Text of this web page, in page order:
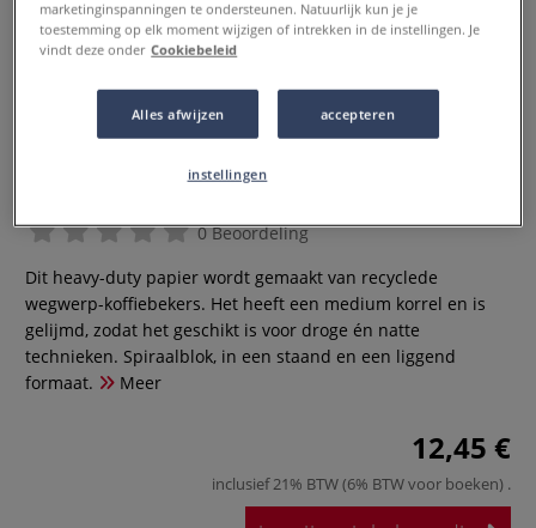
seawhite OF BRIGHTON | ECO
SKETCHBOOK ○ CupCycling™ ○
spiraalblok — all media
0 Beoordeling
Dit heavy-duty papier wordt gemaakt van recyclede
wegwerp-koffiebekers. Het heeft een medium korrel en is
gelijmd, zodat het geschikt is voor droge én natte
technieken. Spiraalblok, in een staand en een liggend
formaat.
Meer
12,45 €
inclusief 21% BTW (6% BTW voor boeken) .
marketinginspanningen te ondersteunen. Natuurlijk kun je je
toestemming op elk moment wijzigen of intrekken in de instellingen. Je
vindt deze onder Cookiebeleid
Alles afwijzen accepteren
instellingen